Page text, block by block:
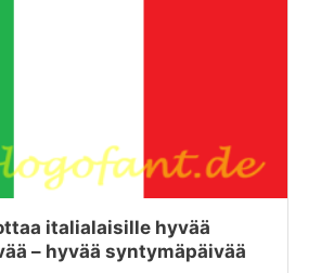
italialaisille hyvää
– hyvää syntymäpäivää